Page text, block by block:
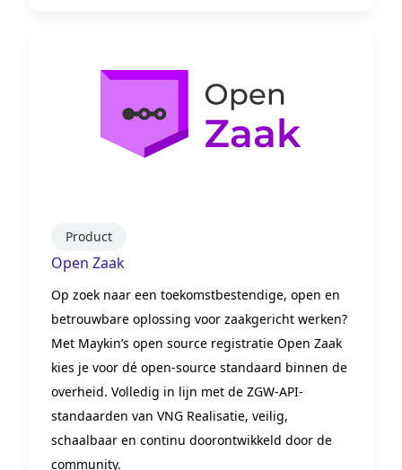
Product
Open Zaak
Op zoek naar een toekomstbestendige, open en
betrouwbare oplossing voor zaakgericht werken?
Met Maykin’s open source registratie Open Zaak
kies je voor dé open-source standaard binnen de
overheid. Volledig in lijn met de ZGW-API-
standaarden van VNG Realisatie, veilig,
schaalbaar en continu doorontwikkeld door de
community.